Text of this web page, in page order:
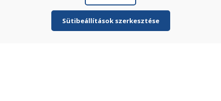
Sütibeállítások szerkesztése